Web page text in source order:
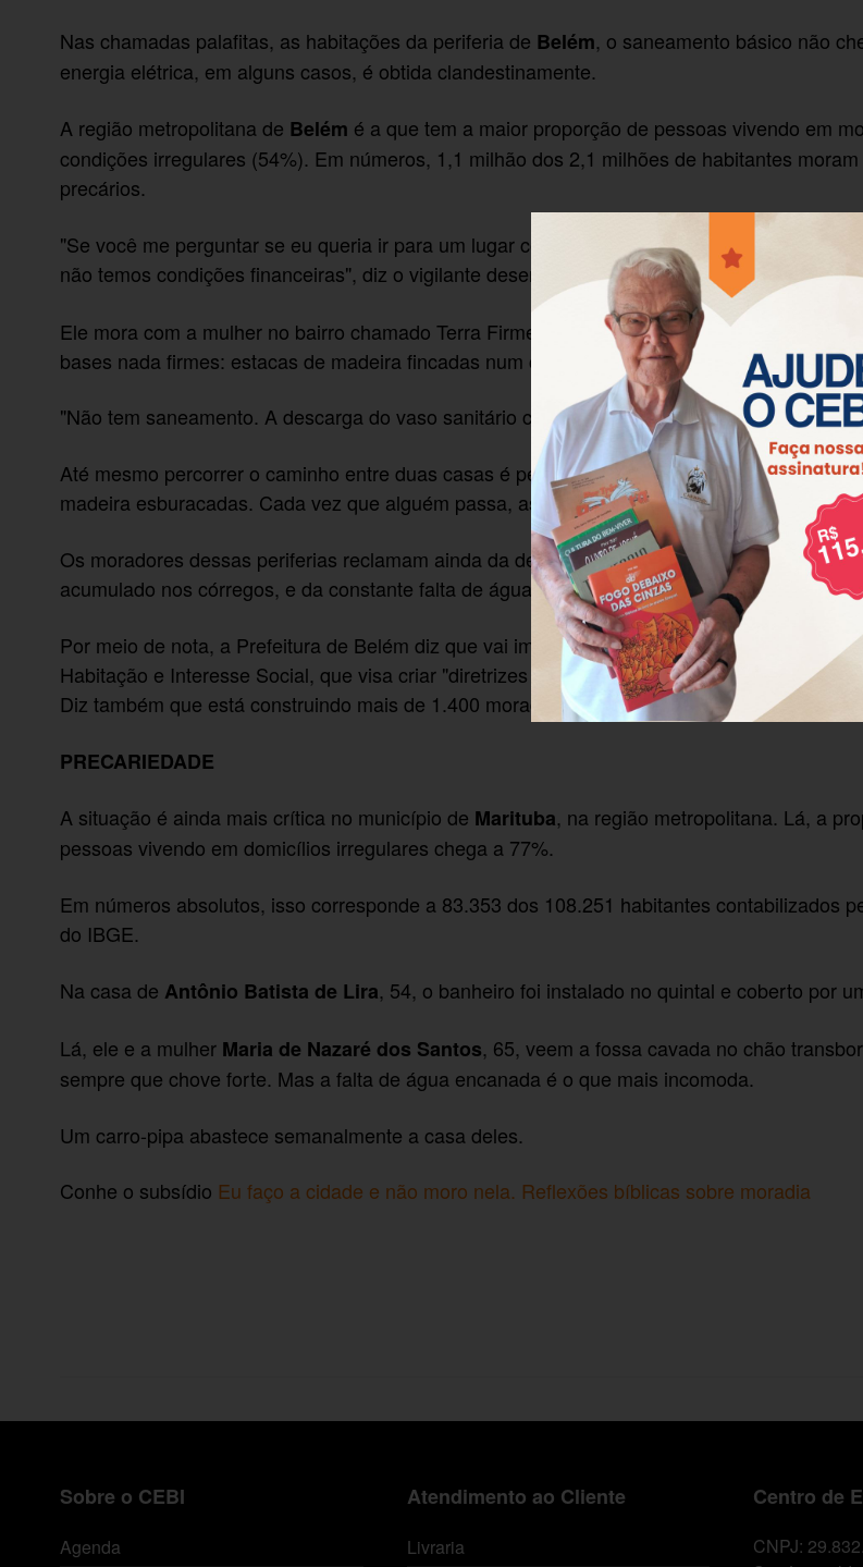
Nas chamadas palafitas, as habitações da periferia de Belém, o saneamento básico não
energia elétrica, em alguns casos, é obtida clandestinamente.
A região metropolitana de Belém é a que tem a maior proporção de pessoas vivendo em
condições irregulares (54%). Em números, 1,1 milhão dos 2,1 milhões de habitantes
precários.
"Se você me perguntar se eu queria ir para um lugar com condições melhores, claro que
não temos condições financeiras", diz o vigilante desempregadoCarlos Alberto dos
Ele mora com a mulher no bairro chamado Terra Firme. Sua casa, no entanto, está
bases nada firmes: estacas de madeira fincadas num córrego sujo.
"Não tem saneamento. A descarga do vaso sanitário cai direto no córrego", afirma.
Até mesmo percorrer o caminho entre duas casas é perigoso. O trajeto é feito por passarelas
madeira esburacadas. Cada vez que alguém passa, as tábuas começam a balançar.
Os moradores dessas periferias reclamam ainda da demora na coleta de lixo, que passa
acumulado nos córregos, e da constante falta de água.
Por meio de nota, a Prefeitura de Belém diz que vai implantar, no início do mês, o Plano
Habitação e Interesse Social, que visa criar "diretrizes e estratégias" para reduzir o deficit
Diz também que está construindo mais de 1.400 moradias regulares.
PRECARIEDADE
A situação é ainda mais crítica no município de Marituba, na região metropolitana. Lá, a
pessoas vivendo em domicílios irregulares chega a 77%.
Em números absolutos, isso corresponde a 83.353 dos 108.251 habitantes contabilizados
do IBGE.
Na casa de Antônio Batista de Lira, 54, o banheiro foi instalado no quintal e coberto por
Lá, ele e a mulher Maria de Nazaré dos Santos, 65, veem a fossa cavada no chão
sempre que chove forte. Mas a falta de água encanada é o que mais incomoda.
Um carro-pipa abastece semanalmente a casa deles.
Conhe o subsídio Eu faço a cidade e não moro nela. Reflexões bíblicas sobre moradia
Sobre o CEBI
Agenda
Atendimento ao Cliente
Livraria
Centro de
CNPJ: